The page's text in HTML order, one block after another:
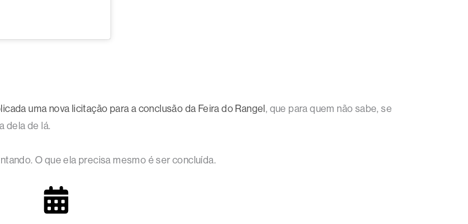
uma nova licitação para a conclusão da Feira do Rangel, que para quem não sabe, se
dela de lá.
O que ela precisa mesmo é ser concluída.